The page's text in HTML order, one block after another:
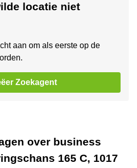
locatie niet
aan om als eerste op de
Zoekagent
over business
165 C, 1017